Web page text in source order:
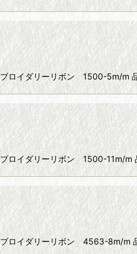
ンブロイダリーリボン 1500-
ンブロイダリーリボン 1500-
ンブロイダリーリボン 4563-